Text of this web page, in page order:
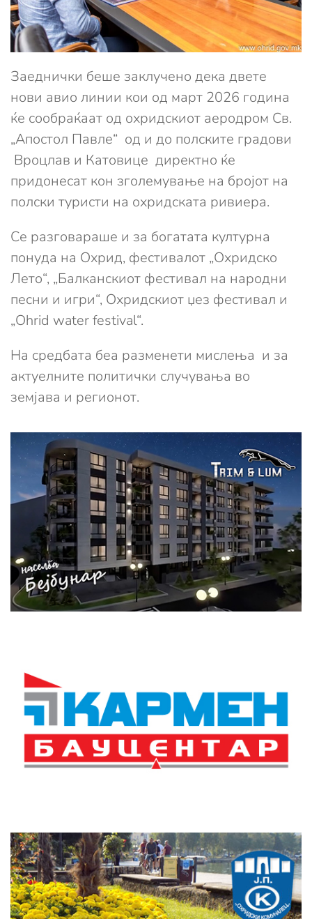
Заеднички беше заклучено дека двете
нови авио линии кои од март 2026 година
ќе сообраќаат од охридскиот аеродром Св.
„Апостол Павле“ од и до полските градови
Вроцлав и Катовице директно ќе
придонесат кон зголемување на бројот на
полски туристи на охридската ривиера.
Се разговараше и за богатата културна
понуда на Охрид, фестивалот „Охридско
Лето“, „Балканскиот фестивал на народни
песни и игри“, Охридскиот џез фестивал и
„Ohrid water festival“.
На средбата беа разменети мислења и за
актуелните политички случувања во
земјава и регионот.